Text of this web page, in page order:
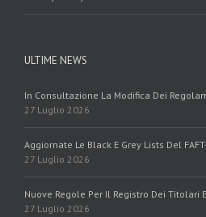
ULTIME NEWS
In Consultazione La Modifica Dei
27 Luglio 2026
Aggiornate Le Black E Grey Lists Del
27 Luglio 2026
Nuove Regole Per Il Registro Dei Titolari
27 Luglio 2026